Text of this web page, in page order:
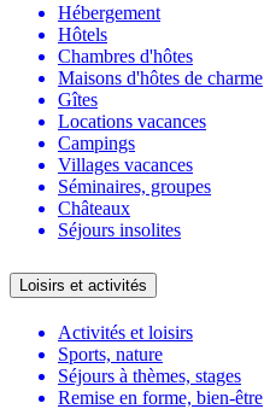
Hébergement
Hôtels
Chambres d'hôtes
Maisons d'hôtes de charme
Gîtes
Locations vacances
Campings
Villages vacances
Séminaires, groupes
Châteaux
Séjours insolites
Loisirs et activités
Activités et loisirs
Sports, nature
Séjours à thèmes, stages
Remise en forme, bien-être